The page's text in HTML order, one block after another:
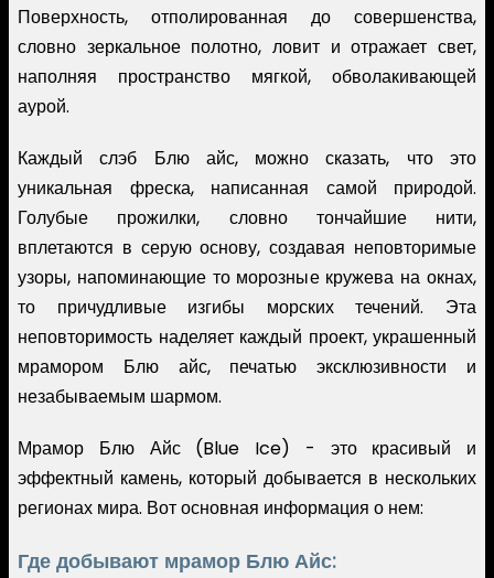
Поверхность, отполированная до совершенства,
словно зеркальное полотно, ловит и отражает свет,
наполняя пространство мягкой, обволакивающей
аурой.
Каждый слэб Блю айс, можно сказать, что это
уникальная фреска, написанная самой природой.
Голубые прожилки, словно тончайшие нити,
вплетаются в серую основу, создавая неповторимые
узоры, напоминающие то морозные кружева на окнах,
то причудливые изгибы морских течений. Эта
неповторимость наделяет каждый проект, украшенный
мрамором Блю айс, печатью эксклюзивности и
незабываемым шармом.
Мрамор Блю Айс (Blue Ice) - это красивый и
эффектный камень, который добывается в нескольких
регионах мира. Вот основная информация о нем:
Где добывают мрамор Блю Айс: